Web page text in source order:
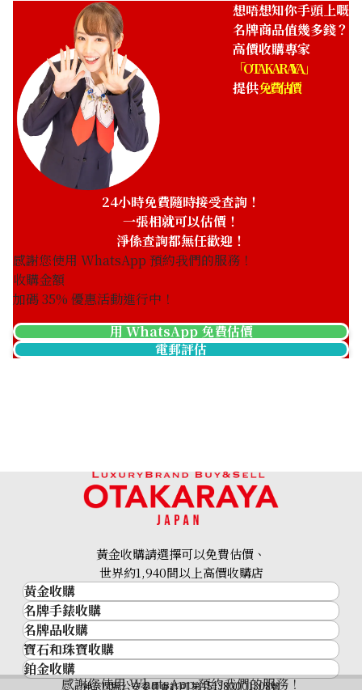
Mikimoto 6 row small pearl necklace
參考回收價
HKD 7,318.60
mikimoto pearl necklace
參考回收價
想唔想知你手頭上嘅
名牌商品值幾多錢？
高價收購專家
「OTAKARAYA」
提供免費估價
24小時免費隨時接受查詢！
一張相就可以估價！
淨係查詢都無任歡迎！
感謝您使用 WhatsApp 預約我們的服務！
收購金額
加碼35% 優惠活動進行中！
用 WhatsApp 免費估價
電郵評估
感謝您使用 WhatsApp 預約我們的服務！
黃金收購請選擇可以免費估價、
世界約1,940間以上高價收購店
黃金收購
黃金･金條
金條
金幣及銀幣
過去十年黃金價格
名牌手錶收購
名牌手錶收購
勞力士 (Rolex)
Patek Philippe
名牌品收購
名牌品收購
HERMES
寶石和珠寶收購
寶石和珠寶
鉑金收購
神奈川縣公安委員會許可 第451380001308號